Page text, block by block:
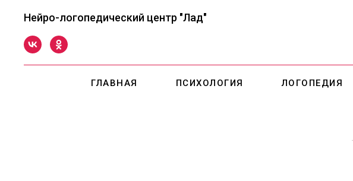
Нейро-логопедический центр "Лад"
ГЛАВНАЯ ПСИХОЛОГИЯ ЛОГОПЕДИЯ